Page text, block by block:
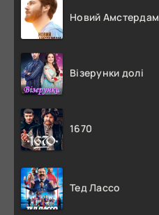
Новий Амстердам
Візерунки долі
1670
Тед Лассо